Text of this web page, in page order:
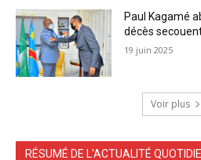
Paul Kagamé
décès
19 juin 2025
Voir plus
RÉSUMÉ DE L'ACTUALITÉ